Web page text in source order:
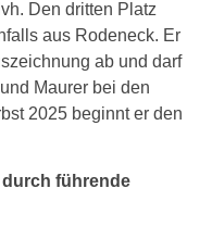
Den dritten Platz
aus Rodeneck. Er
ab und darf
Maurer bei den
2025 beginnt er den
führende